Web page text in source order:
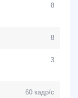
8
8
3
60 кадр/с